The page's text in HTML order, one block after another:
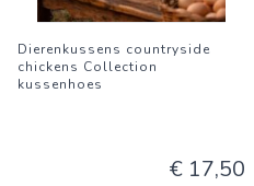
Dierenkussens countryside
chickens Collection
kussenhoes
€ 17,50